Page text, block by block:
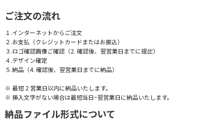
ご注文の流れ
１.インターネットからご注文
２.お支払（クレジットカードまたはお振込）
３.ロゴ確認画像ご確認（2. 確認後、翌営業日までに提出）
４.デザイン確定
５.納品（4. 確認後、翌営業日までに納品）
※ 最短 2 営業日以内に納品いたします。
※ 挿入文字がない場合は最短当日~翌営業日に納品いたします。
納品ファイル形式について